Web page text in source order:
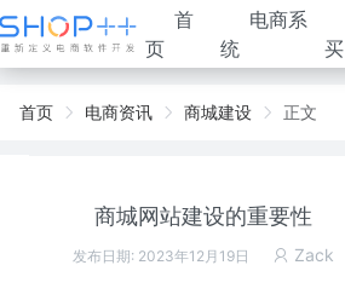
首
页
电商系
统
买
首页 电商资讯 商城建设 正文
商城网站建设的重要性
发布日期: 2023年12月19日 Zack